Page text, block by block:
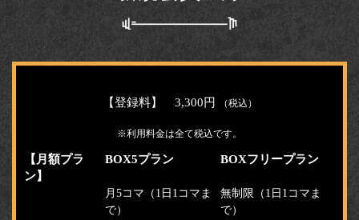
【登録料】 3,300円 （税込）
※利用料金は全て税込です。
【月額プラ
ン】
BOX5プラン BOXフリープラン
月5コマ（1日1コマま
で）
無制限（1日1コマま
で）